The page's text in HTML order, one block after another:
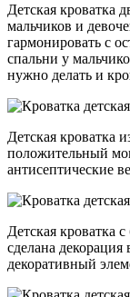
Детская кроватка
мальчиков и
гармонировать с
спальни у
нужно делать и
Детская кроватка
положительный
антисептические
Детская кроватка
сделана декорация
декоративный